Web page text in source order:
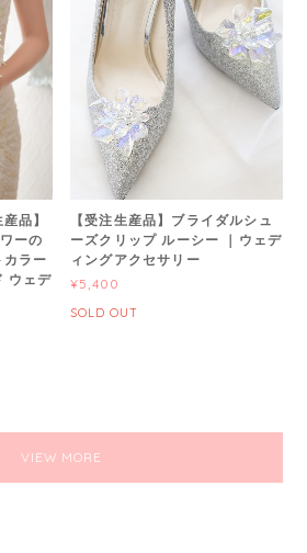
品】
ーの
ラー
ウェデ
【受注生産品】ブライダルシュ
ーズクリップ ルーシー ｜ウェデ
ィングアクセサリー
¥5,400
SOLD OUT
VIEW MORE